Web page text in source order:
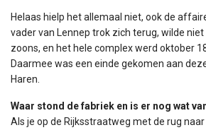
Helaas hielp het allemaal niet, ook de
vader van Lennep trok zich terug, wilde
zoons, en het hele complex werd oktober
Daarmee was een einde gekomen aan
Haren.
Waar stond de fabriek en is er nog wat
Als je op de Rijksstraatweg met de rug